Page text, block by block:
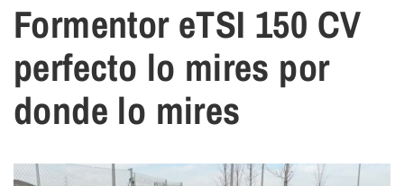
Formentor eTSI 150 CV
perfecto lo mires por
donde lo mires